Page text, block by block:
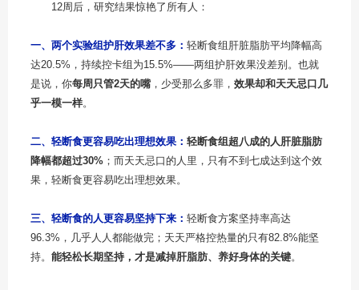
12周后，研究结果惊艳了所有人：
一、两个实验组护肝效果差不多： 轻断食组肝脏脂肪平均降幅高
达20.5%，持续控卡组为15.5%——两组护肝效果没差别。也就
是说，你每周只管2天的嘴 ，少受那么多罪， 效果却和天天忌口几
乎一模一样。
二、轻断食更容易吃出理想效果： 轻断食组超八成的人肝脏脂肪
降幅都超过30% ；而天天忌口的人里，只有不到七成达到这个效
果，轻断食更容易吃出理想效果。
三、轻断食的人更容易坚持下来： 轻断食方案坚持率高达
96.3%，几乎人人都能做完；天天严格控热量的只有82.8%能坚
持。 能轻松长期坚持，才是减掉肝脂肪、养好身体的关键。